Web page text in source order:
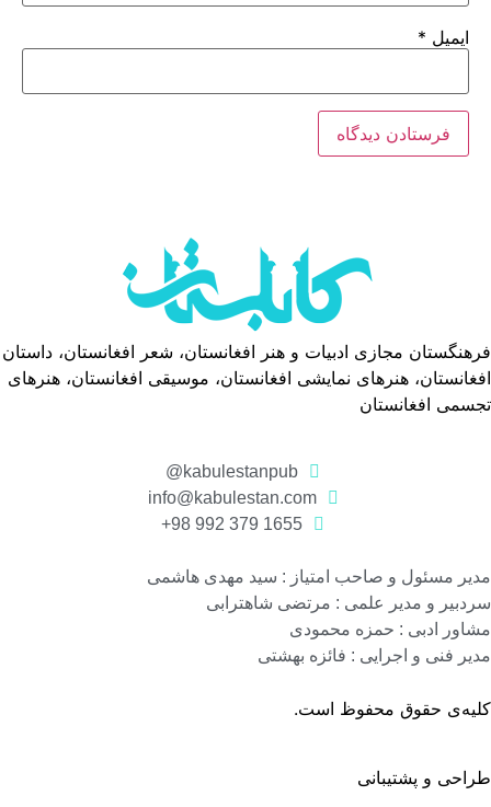
ایمیل *
فرهنگستان مجازی ادبیات و هنر افغانستان، شعر افغانستان، داستان
افغانستان، هنرهای نمایشی افغانستان، موسیقی افغانستان، هنرهای
تجسمی افغانستان
kabulestanpub@
info@kabulestan.com
1655 379 992 98+
مدیر مسئول و صاحب امتیاز : سید مهدی هاشمی
سردبیر و مدیر علمی : مرتضی شاهترابی
مشاور ادبی : حمزه محمودی
مدیر فنی و اجرایی : فائزه بهشتی
کلیه‌ی حقوق محفوظ است.
طراحی و پشتیبانی